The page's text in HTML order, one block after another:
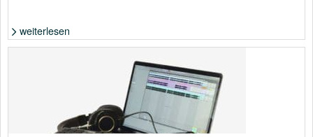
Foto: Shutterstock von KPG_Payless
weiterlesen